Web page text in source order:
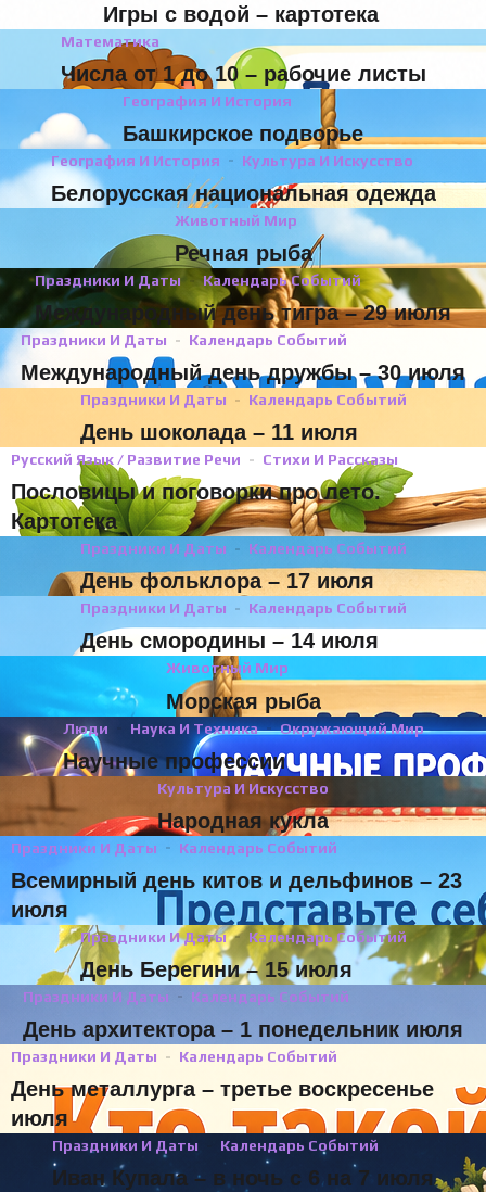
Игры с водой – картотека
Математика
Числа от 1 до 10 – рабочие листы
География И История
Башкирское подворье
География И История Культура И Искусство
Белорусская национальная одежда
Животный Мир
Речная рыба
Праздники И Даты Календарь Событий
Международный день тигра – 29 июля
Праздники И Даты Календарь Событий
Международный день дружбы – 30 июля
Праздники И Даты Календарь Событий
День шоколада – 11 июля
Русский Язык / Развитие Речи Стихи И Рассказы
Пословицы и поговорки про лето.
Картотека
Праздники И Даты Календарь Событий
День фольклора – 17 июля
Праздники И Даты Календарь Событий
День смородины – 14 июля
Животный Мир
Морская рыба
Люди Наука И Техника Окружающий Мир
Научные профессии
Культура И Искусство
Народная кукла
Праздники И Даты Календарь Событий
Всемирный день китов и дельфинов – 23
июля
Праздники И Даты Календарь Событий
День Берегини – 15 июля
Праздники И Даты Календарь Событий
День архитектора – 1 понедельник июля
Праздники И Даты Календарь Событий
День металлурга – третье воскресенье
июля
Праздники И Даты Календарь Событий
Иван Купала – в ночь с 6 на 7 июля